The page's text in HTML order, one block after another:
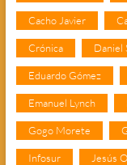
Cacho Javier
Crónica Daniel
Eduardo Gómez
Emanuel Lynch
Gogo Morete
Infosur Jesús